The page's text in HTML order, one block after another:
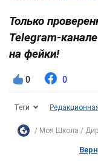
Только
Telegram-канале
на фейки!
0 0
Теги
Моя Школа